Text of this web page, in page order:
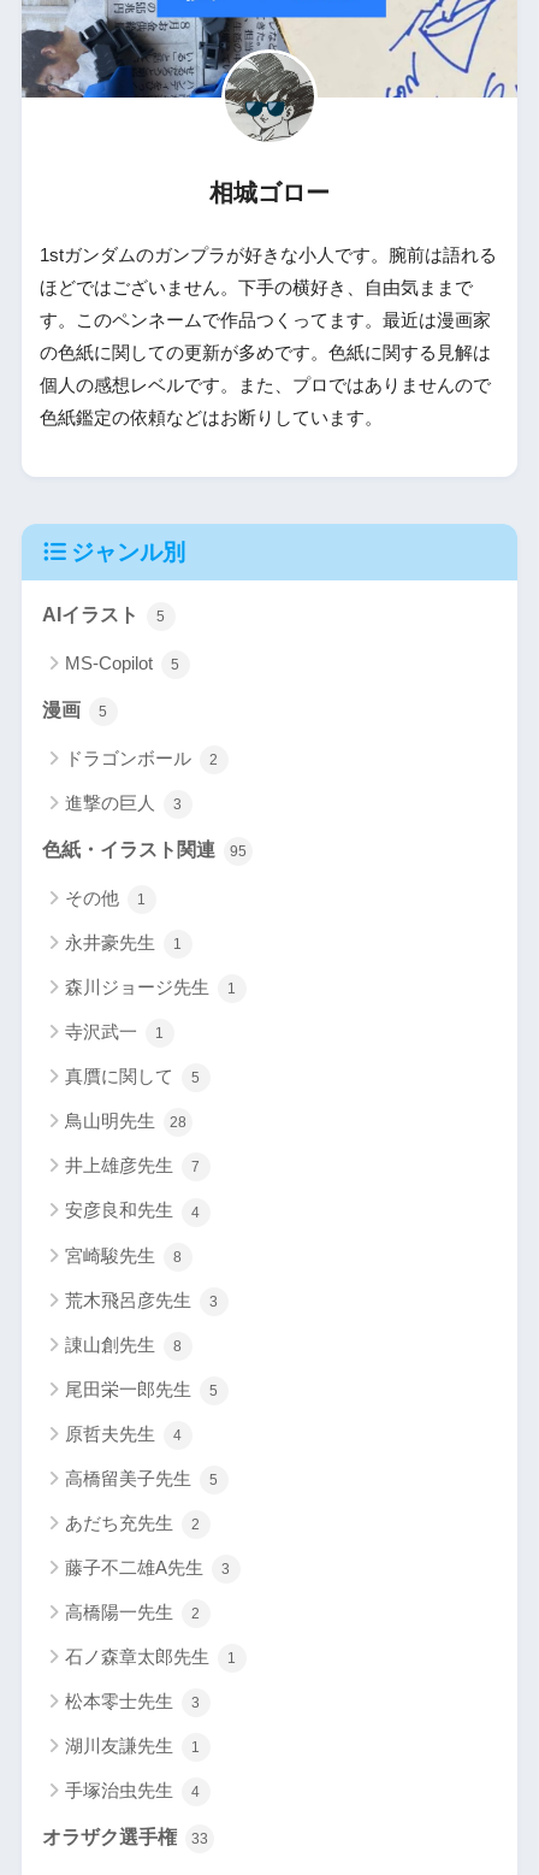
相城ゴロー
1stガンダムのガンプラが好きな小人です。腕前は語れる
ほどではございません。下手の横好き、自由気ままで
す。このペンネームで作品つくってます。最近は漫画家
の色紙に関しての更新が多めです。色紙に関する見解は
個人の感想レベルです。また、プロではありませんので
色紙鑑定の依頼などはお断りしています。
ジャンル別
AIイラスト 5
MS-Copilot 5
漫画 5
ドラゴンボール 2
進撃の巨人 3
色紙・イラスト関連 95
その他 1
永井豪先生 1
森川ジョージ先生 1
寺沢武一 1
真贋に関して 5
鳥山明先生 28
井上雄彦先生 7
安彦良和先生 4
宮崎駿先生 8
荒木飛呂彦先生 3
諌山創先生 8
尾田栄一郎先生 5
原哲夫先生 4
高橋留美子先生 5
あだち充先生 2
藤子不二雄A先生 3
高橋陽一先生 2
石ノ森章太郎先生 1
松本零士先生 3
湖川友謙先生 1
手塚治虫先生 4
オラザク選手権 33